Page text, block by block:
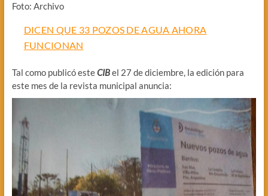
Foto: Archivo
DICEN QUE 33 POZOS DE AGUA AHORA
FUNCIONAN
Tal como publicó esteCIBel 27 de diciembre, la edición para
este mes de la revista municipal anuncia: